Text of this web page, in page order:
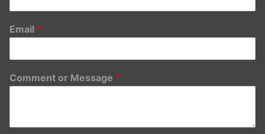
Email *
Comment or Message *